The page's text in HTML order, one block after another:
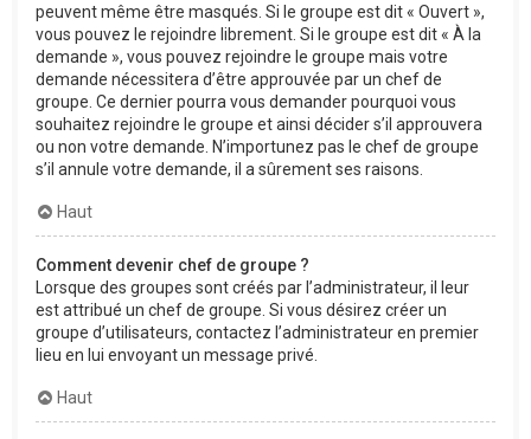
peuvent même être masqués. Si le groupe est dit « Ouvert »,
vous pouvez le rejoindre librement. Si le groupe est dit « À la
demande », vous pouvez rejoindre le groupe mais votre
demande nécessitera d’être approuvée par un chef de
groupe. Ce dernier pourra vous demander pourquoi vous
souhaitez rejoindre le groupe et ainsi décider s’il approuvera
ou non votre demande. N’importunez pas le chef de groupe
s’il annule votre demande, il a sûrement ses raisons.
Haut
Comment devenir chef de groupe ?
Lorsque des groupes sont créés par l’administrateur, il leur
est attribué un chef de groupe. Si vous désirez créer un
groupe d’utilisateurs, contactez l’administrateur en premier
lieu en lui envoyant un message privé.
Haut